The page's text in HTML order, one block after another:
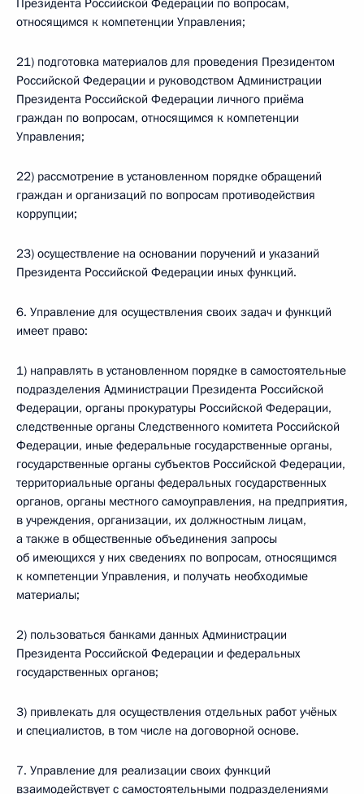
Президента Российской Федерации по вопросам,
относящимся к компетенции Управления;
21) подготовка материалов для проведения Президентом
Российской Федерации и руководством Администрации
Президента Российской Федерации личного приёма
граждан по вопросам, относящимся к компетенции
Управления;
22) рассмотрение в установленном порядке обращений
граждан и организаций по вопросам противодействия
коррупции;
23) осуществление на основании поручений и указаний
Президента Российской Федерации иных функций.
6. Управление для осуществления своих задач и функций
имеет право:
1) направлять в установленном порядке в самостоятельные
подразделения Администрации Президента Российской
Федерации, органы прокуратуры Российской Федерации,
следственные органы Следственного комитета Российской
Федерации, иные федеральные государственные органы,
государственные органы субъектов Российской Федерации,
территориальные органы федеральных государственных
органов, органы местного самоуправления, на предприятия,
в учреждения, организации, их должностным лицам,
а также в общественные объединения запросы
об имеющихся у них сведениях по вопросам, относящимся
к компетенции Управления, и получать необходимые
материалы;
2) пользоваться банками данных Администрации
Президента Российской Федерации и федеральных
государственных органов;
3) привлекать для осуществления отдельных работ учёных
и специалистов, в том числе на договорной основе.
7. Управление для реализации своих функций
взаимодействует с самостоятельными подразделениями